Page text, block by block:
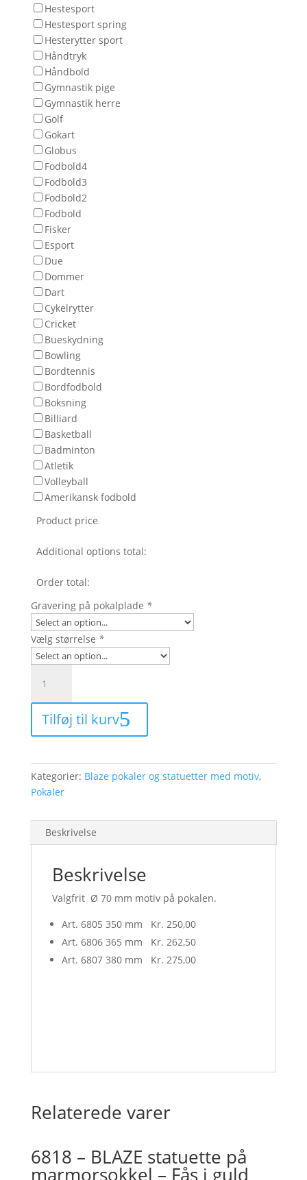
Hestesport
Hestesport spring
Hesterytter sport
Håndtryk
Håndbold
Gymnastik pige
Gymnastik herre
Golf
Gokart
Globus
Fodbold4
Fodbold3
Fodbold2
Fodbold
Fisker
Esport
Due
Dommer
Dart
Cykelrytter
Cricket
Bueskydning
Bowling
Bordtennis
Bordfodbold
Boksning
Billiard
Basketball
Badminton
Atletik
Volleyball
Amerikansk fodbold
Product price
Additional options total:
Order total:
Gravering på pokalplade *
Vælg størrelse *
Blaze
statuette
i
antal
Tilføj til kurv
Kategorier: Blaze pokaler og statuetter med motiv,
Pokaler
Beskrivelse
Beskrivelse
Valgfrit Ø 70 mm motiv på pokalen.
Art. 6805 350 mm Kr. 250,00
Art. 6806 365 mm Kr. 262,50
Art. 6807 380 mm Kr. 275,00
Relaterede varer
6818 – BLAZE statuette på
marmorsokkel – Fås i guld